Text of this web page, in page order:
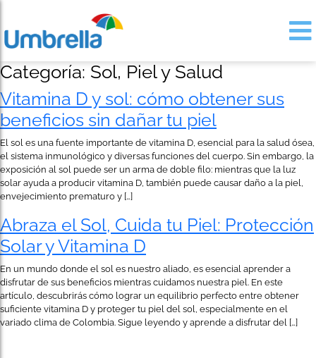
Categoría: Sol, Piel y Salud
Vitamina D y sol: cómo obtener sus
beneficios sin dañar tu piel
El sol es una fuente importante de vitamina D, esencial para la salud ósea,
el sistema inmunológico y diversas funciones del cuerpo. Sin embargo, la
exposición al sol puede ser un arma de doble filo: mientras que la luz
solar ayuda a producir vitamina D, también puede causar daño a la piel,
envejecimiento prematuro y […]
Abraza el Sol, Cuida tu Piel: Protección
Solar y Vitamina D
En un mundo donde el sol es nuestro aliado, es esencial aprender a
disfrutar de sus beneficios mientras cuidamos nuestra piel. En este
artículo, descubrirás cómo lograr un equilibrio perfecto entre obtener
suficiente vitamina D y proteger tu piel del sol, especialmente en el
variado clima de Colombia. Sigue leyendo y aprende a disfrutar del […]